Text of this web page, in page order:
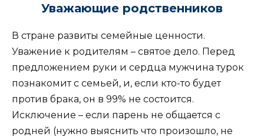
Уважающие родственников
В стране развиты семейные ценности.
Уважение к родителям – святое дело. Перед
предложением руки и сердца мужчина турок
познакомит с семьей, и, если кто-то будет
против брака, он в 99% не состоится.
Исключение – если парень не общается с
родней (нужно выяснить что произошло, не